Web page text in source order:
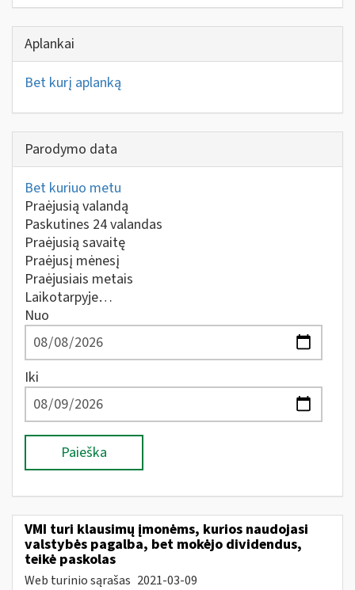
Aplankai
Bet kurį aplanką
Parodymo data
Bet kuriuo metu
Praėjusią valandą
Paskutines 24 valandas
Praėjusią savaitę
Praėjusį mėnesį
Praėjusiais metais
Laikotarpyje…
Nuo
Iki
Paieška
VMI turi klausimų įmonėms, kurios naudojasi
valstybės pagalba, bet mokėjo dividendus,
teikė paskolas
Web turinio sąrašas 2021-03-09